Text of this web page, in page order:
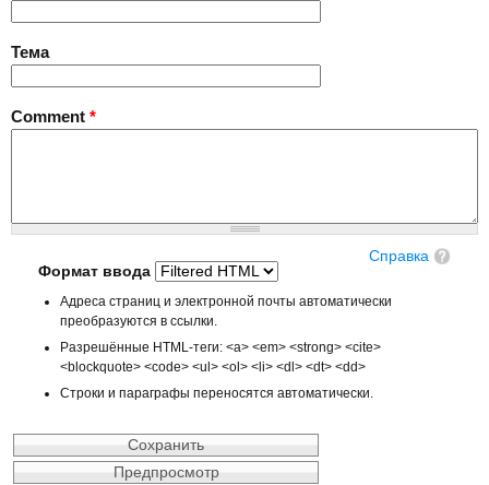
Тема
Comment *
Справка
Формат ввода
Адреса страниц и электронной почты автоматически
преобразуются в ссылки.
Разрешённые HTML-теги: <a> <em> <strong> <cite>
<blockquote> <code> <ul> <ol> <li> <dl> <dt> <dd>
Строки и параграфы переносятся автоматически.